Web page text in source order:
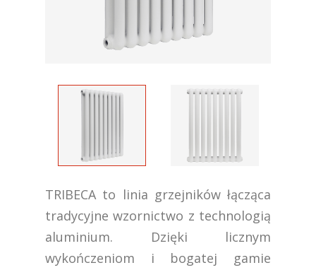
TRIBECA to linia grzejników łącząca
tradycyjne wzornictwo z technologią
aluminium. Dzięki licznym
wykończeniom i bogatej gamie